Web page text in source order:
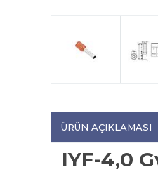
ÜRÜN AÇIKLAMASI
IYF-4,0